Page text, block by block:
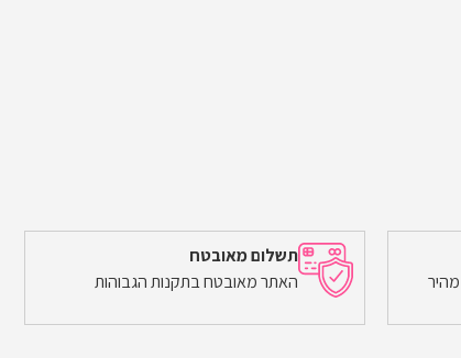
תשלום מאובטח
האתר מאובטח בתקנות הגבוהות